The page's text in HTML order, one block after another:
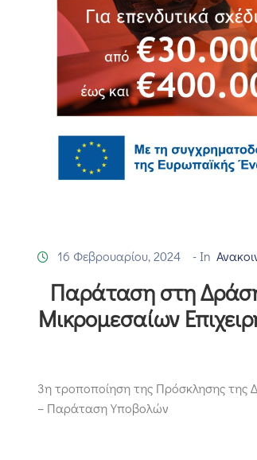
16 Φεβρουαρίου, 2024 - In
Παράταση στη Δράση
Μικρομεσαίων
3η τροποποίηση της Πρόσκλησης της
– Παράταση Υποβολών